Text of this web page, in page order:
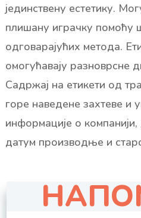
јединствену естетику.
плишану играчку помоћу
одговарајућих метода.
омогућавају разноврсне
Садржај на етикети од
горе наведене захтеве и
информације о
датум производње и